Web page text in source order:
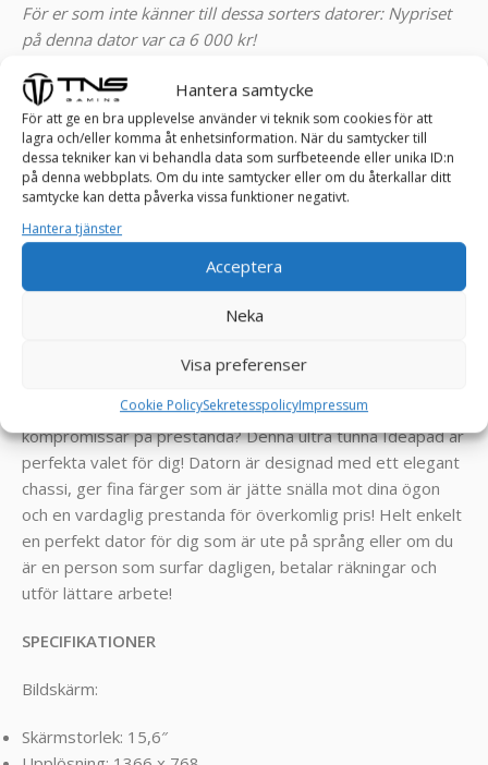
Hantera samtycke
För att ge en bra upplevelse använder vi teknik som cookies för att
lagra och/eller komma åt enhetsinformation. När du samtycker till
dessa tekniker kan vi behandla data som surfbeteende eller unika ID:n
på denna webbplats. Om du inte samtycker eller om du återkallar ditt
samtycke kan detta påverka vissa funktioner negativt.
Hantera tjänster
Acceptera
Neka
Visa preferenser
Cookie PolicySekretesspolicyImpressum
För er som inte känner till dessa sorters datorer: Nypriset
på denna dator var ca 6 000 kr!
Skick kvalificering:
(A) = Väldigt bra skick! Känns som ny vid tangenterna. Inga
repor, inga döda pixlar och inga bucklor!
Datorn är ny installerad med:
Windows 11 Pro 64-Bit
= Klar att börja användas!
Ute efter en extremt tunn och smidig dator som inte
kompromissar på prestanda? Denna ultra tunna Ideapad är
perfekta valet för dig! Datorn är designad med ett elegant
chassi, ger fina färger som är jätte snälla mot dina ögon
och en vardaglig prestanda för överkomlig pris! Helt enkelt
en perfekt dator för dig som är ute på språng eller om du
är en person som surfar dagligen, betalar räkningar och
utför lättare arbete!
SPECIFIKATIONER
Bildskärm:
Skärmstorlek: 15,6″